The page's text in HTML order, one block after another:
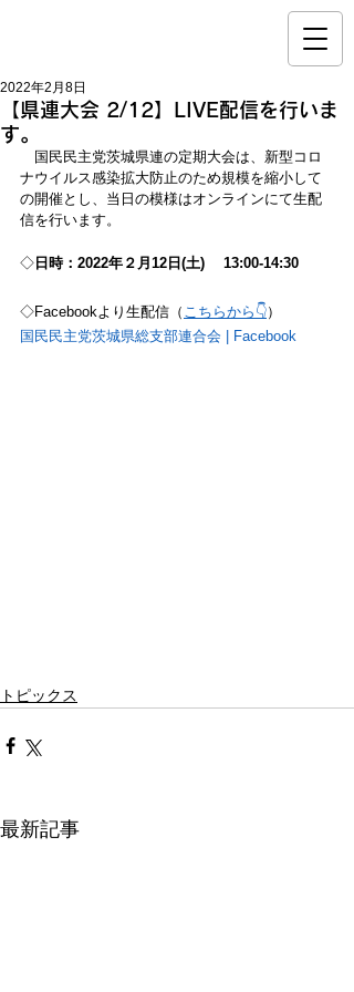
【県連大会 2/12】LIVE配信を行いま
す。
2022年2月8日
国民民主党茨城県連の定期大会は、新型コロ
ナウイルス感染拡大防止のため規模を縮小して
の開催とし、当日の模様はオンラインにて生配
信を行います。
◇ 日時：2022年２月12日(土) 　13:00-14:30
◇Facebookより生配信（ こちらから👇）
国民民主党茨城県総支部連合会 | Facebook
トピックス
最新記事